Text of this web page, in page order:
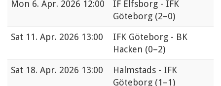
Mon 6. Apr. 2026 12:00
IF Elfsborg - IFK
Göteborg (2–0)
Sat 11. Apr. 2026 13:00
IFK Göteborg - BK
Hacken (0–2)
Sat 18. Apr. 2026 13:00
Halmstads - IFK
Göteborg (1–1)